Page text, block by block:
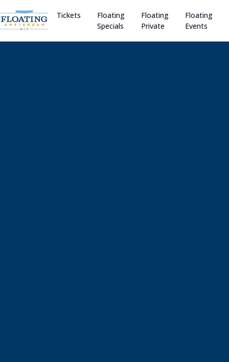
Tickets
Floating
Specials
Floating
Private
Floating
Events